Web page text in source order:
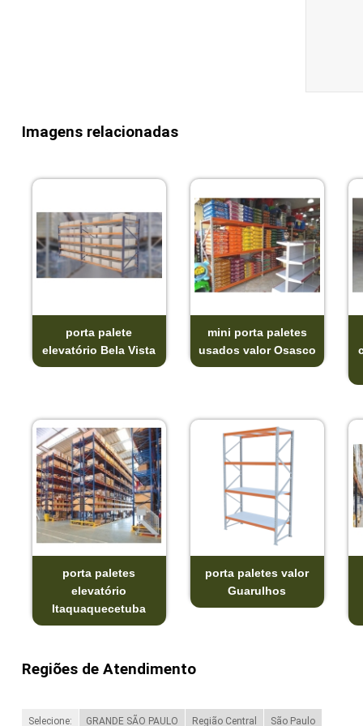
Imagens relacionadas
porta palete
elevatório Bela Vista
mini porta paletes
usados valor Osasco
porta paletes
elevatório
Itaquaquecetuba
porta paletes valor
Guarulhos
Regiões de Atendimento
Selecione: GRANDE SÃO PAULO Região Central São Paulo